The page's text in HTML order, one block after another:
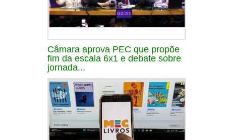
Câmara aprova PEC que propõe
fim da escala 6x1 e debate sobre
jornada...